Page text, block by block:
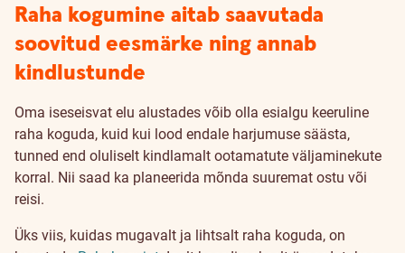
Raha kogumine aitab saavutada
soovitud eesmärke ning annab
kindlustunde
Oma iseseisvat elu alustades võib olla esialgu keeruline
raha koguda, kuid kui lood endale harjumuse säästa,
tunned end oluliselt kindlamalt ootamatute väljaminekute
korral. Nii saad ka planeerida mõnda suuremat ostu või
reisi.
Üks viis, kuidas mugavalt ja lihtsalt raha koguda, on